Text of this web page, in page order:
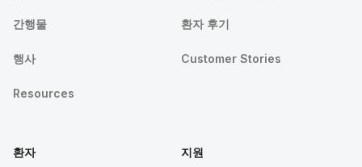
간행물
행사
Resources
환자 후기
Customer Stories
환자
지원